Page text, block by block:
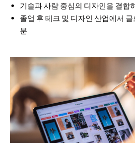
기술과 사람 중심의 디자인을 결합
졸업 후 테크 및 디자인 산업에서
분